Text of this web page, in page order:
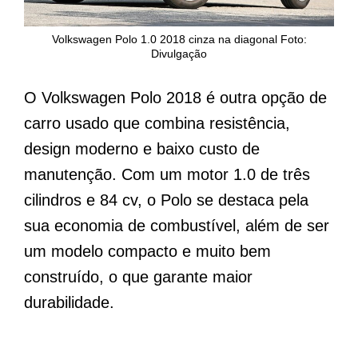
Volkswagen Polo 1.0 2018 cinza na diagonal Foto:
Divulgação
O Volkswagen Polo 2018 é outra opção de
carro usado que combina resistência,
design moderno e baixo custo de
manutenção. Com um motor 1.0 de três
cilindros e 84 cv, o Polo se destaca pela
sua economia de combustível, além de ser
um modelo compacto e muito bem
construído, o que garante maior
durabilidade.